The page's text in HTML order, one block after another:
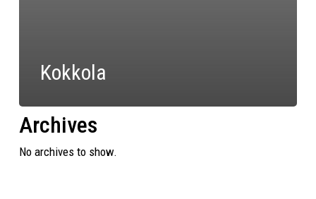
Kokkola
Archives
No archives to show.